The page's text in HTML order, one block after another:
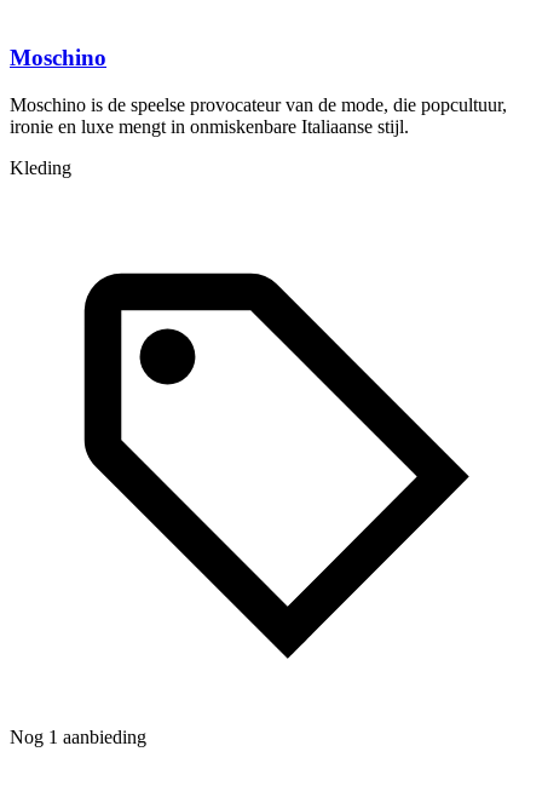
Moschino
Moschino is de speelse provocateur van de mode, die popcultuur,
ironie en luxe mengt in onmiskenbare Italiaanse stijl.
Kleding
Nog 1 aanbieding